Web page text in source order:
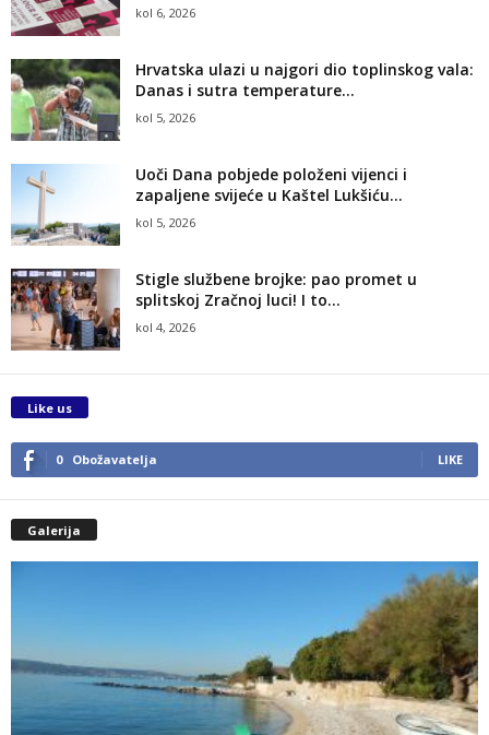
kol 6, 2026
Hrvatska ulazi u najgori dio toplinskog vala:
Danas i sutra temperature...
kol 5, 2026
Uoči Dana pobjede položeni vijenci i
zapaljene svijeće u Kaštel Lukšiću...
kol 5, 2026
Stigle službene brojke: pao promet u
splitskoj Zračnoj luci! I to...
kol 4, 2026
Like us
0 Obožavatelja LIKE
Galerija